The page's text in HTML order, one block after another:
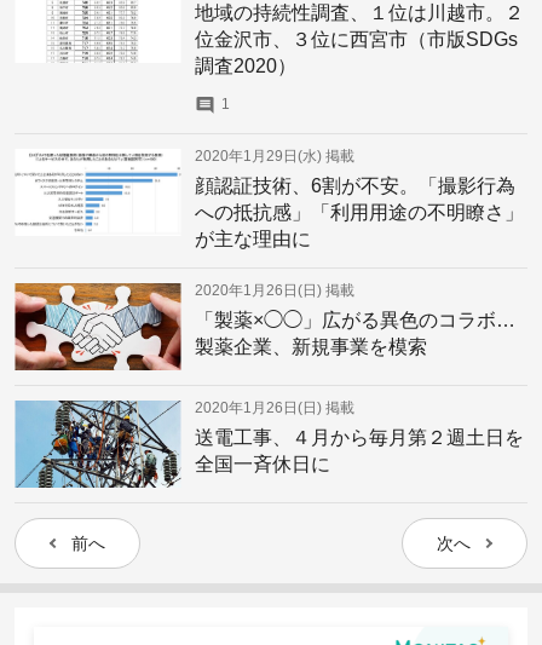
地域の持続性調査、１位は川越市。２
位金沢市、３位に西宮市（市版SDGs
調査2020）
1
顔認証技術、6割が不安。「撮影行為
への抵抗感」「利用用途の不明瞭さ」
が主な理由に
2020年1月29日(水) 掲載
「製薬×◯◯」広がる異色のコラボ…
製薬企業、新規事業を模索
2020年1月26日(日) 掲載
送電工事、４月から毎月第２週土日を
全国一斉休日に
2020年1月26日(日) 掲載
前へ 次へ